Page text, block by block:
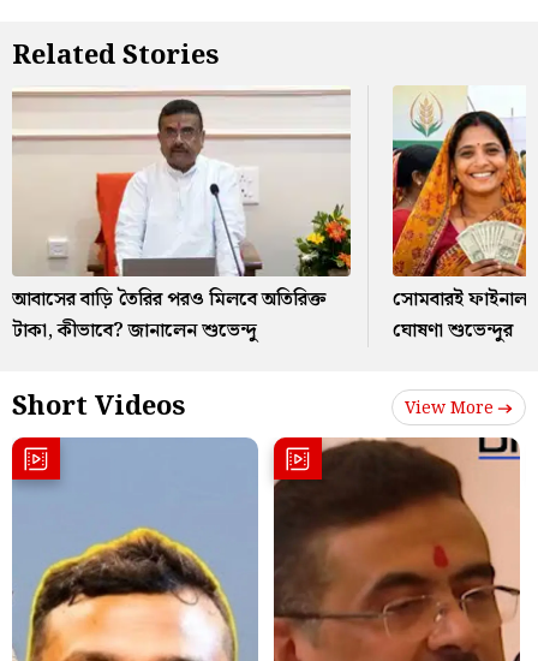
Related Stories
আবাসের বাড়ি তৈরির পরও মিলবে অতিরিক্ত
টাকা, কীভাবে? জানালেন শুভেন্দু
সোমবারই ফাইনাল,
ঘোষণা শুভেন্দুর
Short Videos View More